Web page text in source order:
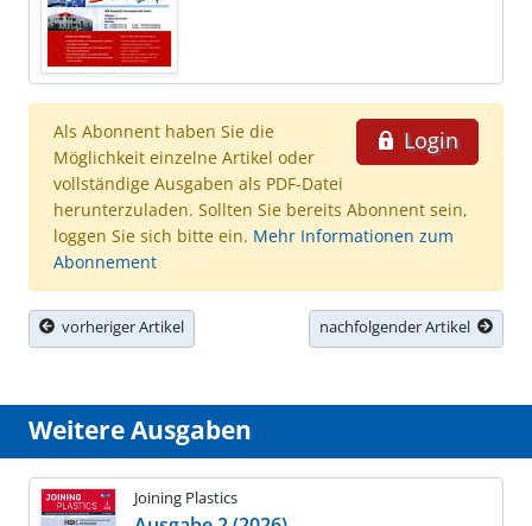
Login
Als Abonnent haben Sie die
Möglichkeit einzelne Artikel oder
vollständige Ausgaben als PDF-Datei
herunterzuladen. Sollten Sie bereits Abonnent sein,
loggen Sie sich bitte ein. Mehr Informationen zum
Abonnement
vorheriger Artikel nachfolgender Artikel
Weitere Ausgaben
Joining Plastics